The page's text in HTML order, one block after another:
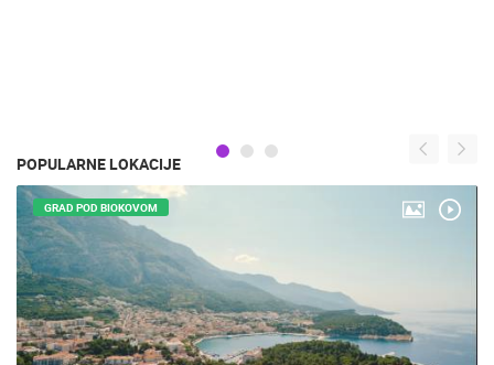
POPULARNE LOKACIJE
GRAD POD BIOKOVOM